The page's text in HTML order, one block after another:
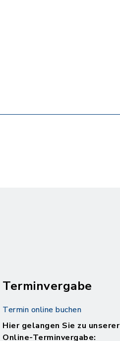
Terminvergabe
Termin online buchen
Hier gelangen Sie zu unserer
Online-Terminvergabe: